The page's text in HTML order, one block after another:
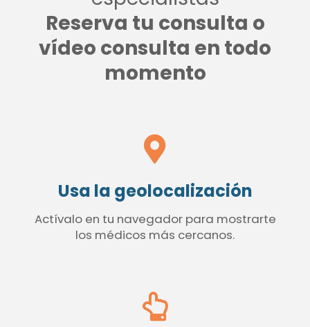
Reserva tu consulta o
vídeo consulta en todo
momento
Usa la geolocalización
Actívalo en tu navegador para mostrarte
los médicos más cercanos.